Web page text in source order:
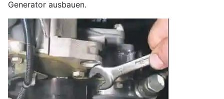
Generator ausbauen.